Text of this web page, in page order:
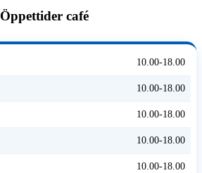
Öppettider café
10.00-18.00
10.00-18.00
10.00-18.00
10.00-18.00
10.00-18.00